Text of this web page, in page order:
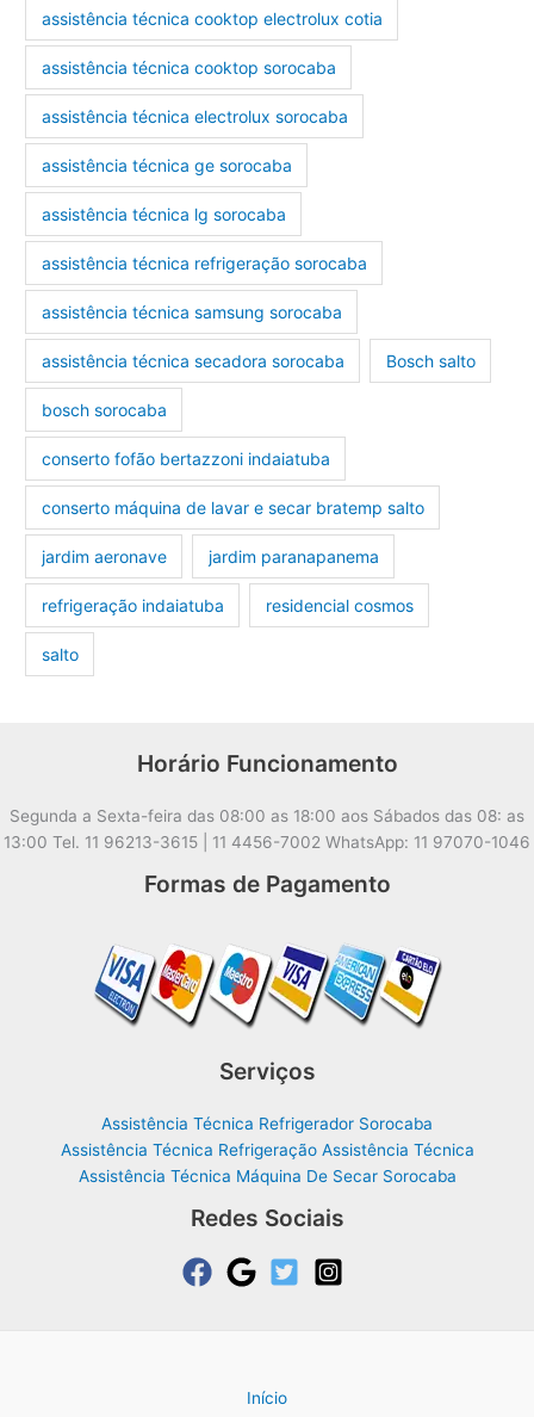
assistência técnica cooktop electrolux cotia
assistência técnica cooktop sorocaba
assistência técnica electrolux sorocaba
assistência técnica ge sorocaba
assistência técnica lg sorocaba
assistência técnica refrigeração sorocaba
assistência técnica samsung sorocaba
assistência técnica secadora sorocaba Bosch salto
bosch sorocaba
conserto fofão bertazzoni indaiatuba
conserto máquina de lavar e secar bratemp salto
jardim aeronave jardim paranapanema
refrigeração indaiatuba residencial cosmos
salto
Horário Funcionamento
Segunda a Sexta-feira das 08:00 as 18:00 aos Sábados das 08: as
13:00 Tel. 11 96213-3615 | 11 4456-7002 WhatsApp: 11 97070-1046
Formas de Pagamento
Serviços
Assistência Técnica Refrigerador Sorocaba
Assistência Técnica Refrigeração Assistência Técnica
Assistência Técnica Máquina De Secar Sorocaba
Redes Sociais
Início